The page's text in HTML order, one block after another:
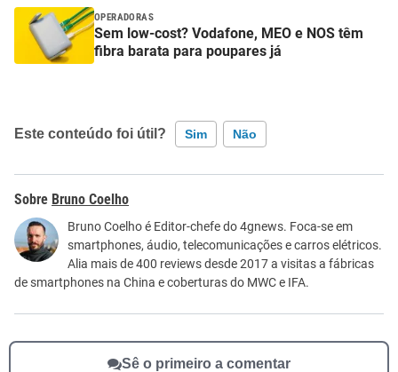
OPERADORAS
Sem low-cost? Vodafone, MEO e NOS têm
fibra barata para poupares já
Este conteúdo foi útil? Sim Não
Este conteúdo contém informação incorreta
Este conteúdo não tem a informação que procuro
Outro
Bruno Coelho
Bruno Coelho é Editor-chefe do 4gnews. Foca-se em
smartphones, áudio, telecomunicações e carros elétricos.
Alia mais de 400 reviews desde 2017 a visitas a fábricas
de smartphones na China e coberturas do MWC e IFA.
Sê o primeiro a comentar